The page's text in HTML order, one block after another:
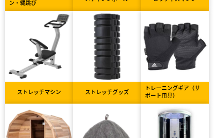
ン・縄跳び
ストレッチマシン ストレッチグッズ
トレーニングギア（サ
ポート用具）